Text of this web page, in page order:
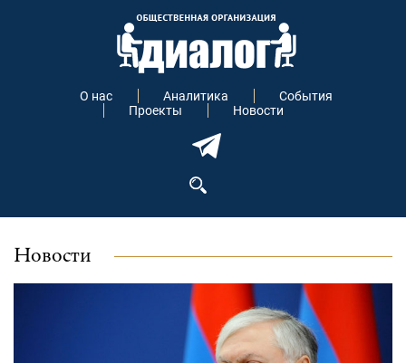
О нас Аналитика
События
Проекты
Новости
Новости